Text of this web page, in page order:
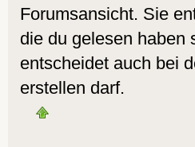
Forumsansicht. Sie
die du gelesen haben
entscheidet auch bei
erstellen darf.